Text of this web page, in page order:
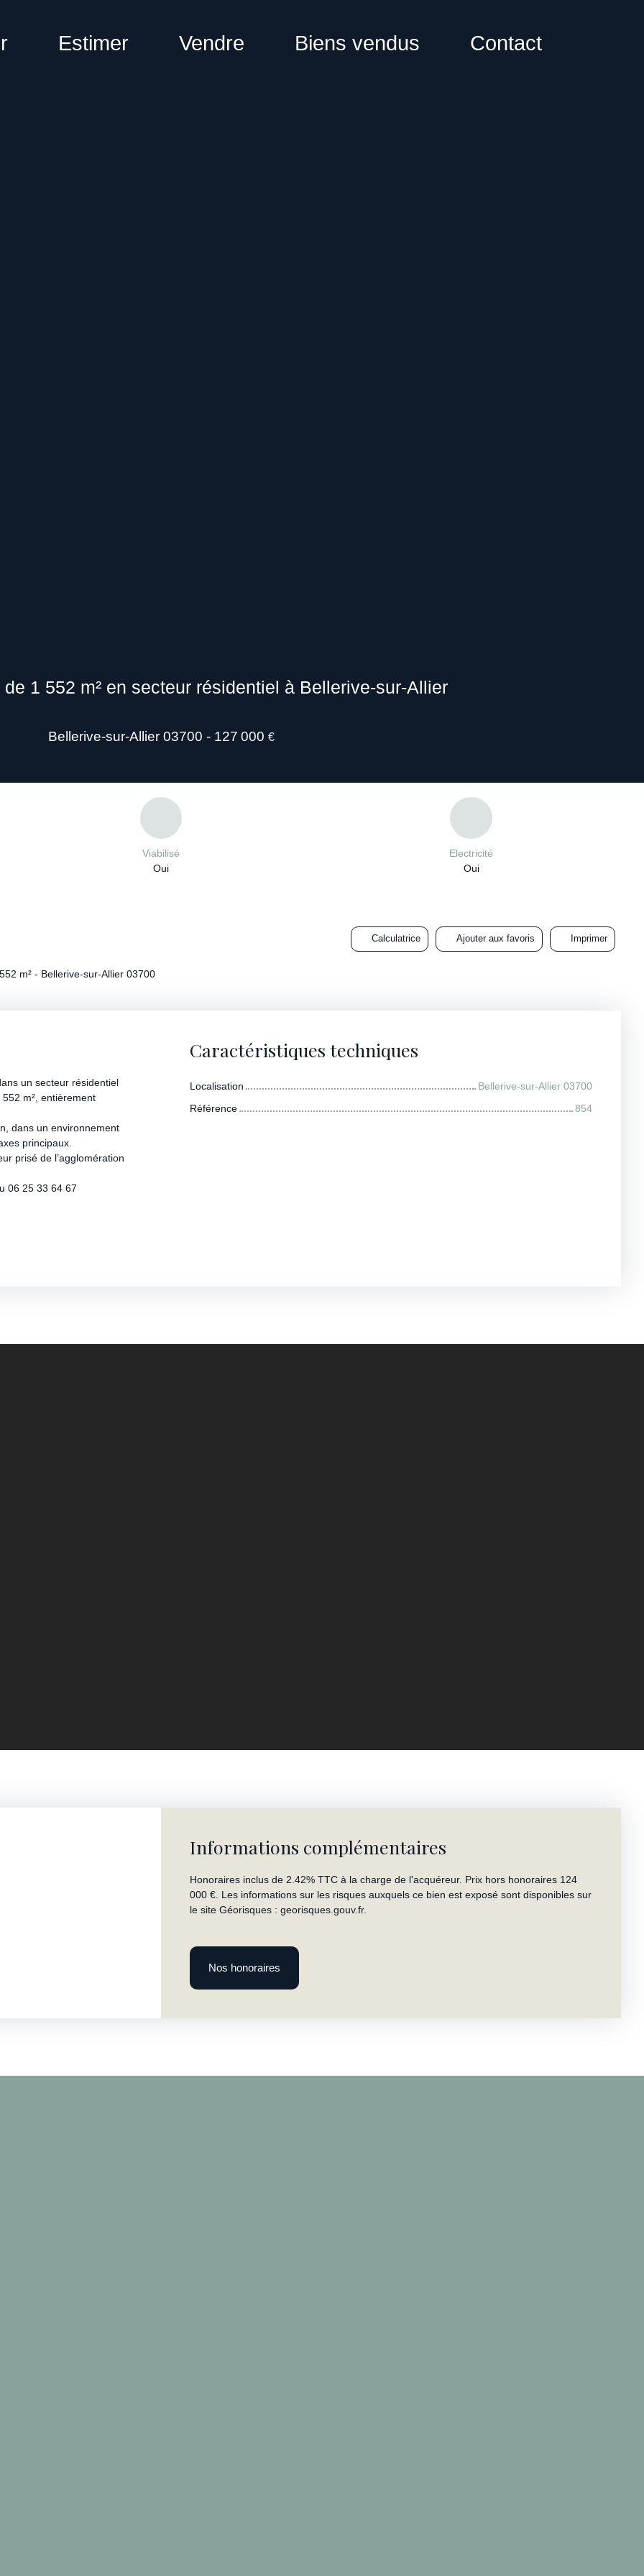
Estimer Vendre Biens vendus Contact
1 552 m² en secteur résidentiel à Bellerive-sur-Allier
Bellerive-sur-Allier 03700 - 127 000 €
Viabilisé
Oui
Electricité
Oui
Calculatrice Ajouter aux favoris Imprimer
m² - Bellerive-sur-Allier 03700
un secteur résidentiel
m², entièrement
dans un environnement
principaux.
prisé de l’agglomération
06 25 33 64 67
Caractéristiques techniques
Localisation
Bellerive-sur-Allier 03700
Référence
854
Informations complémentaires
Honoraires inclus de 2.42% TTC à la charge de l'acquéreur. Prix hors honoraires 124
000 €. Les informations sur les risques auxquels ce bien est exposé sont disponibles sur
le site Géorisques : georisques.gouv.fr.
Nos honoraires